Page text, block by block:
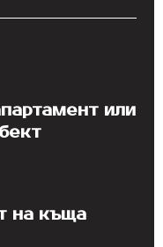
или
на къща